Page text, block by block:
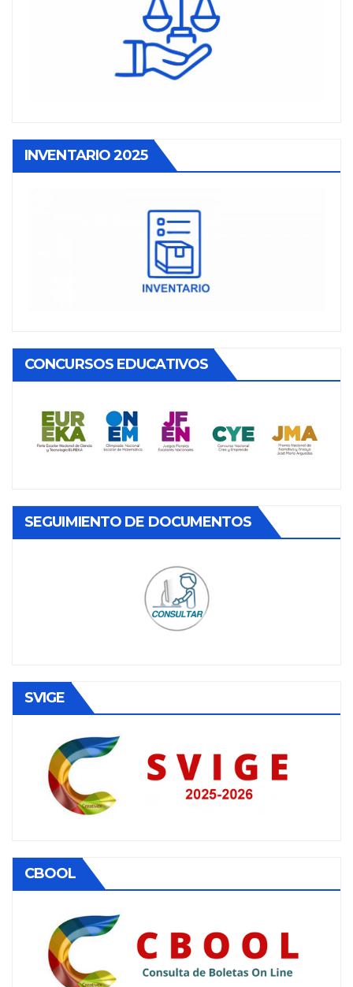
INVENTARIO 2025
CONCURSOS EDUCATIVOS
SEGUIMIENTO DE DOCUMENTOS
SVIGE
CBOOL